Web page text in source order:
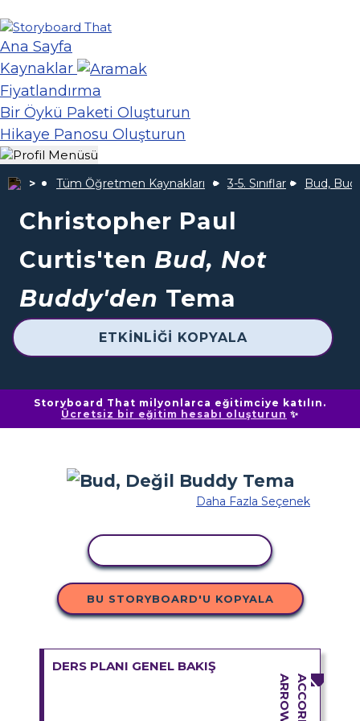
Ana Sayfa
Kaynaklar
Fiyatlandırma
Bir Öykü Paketi Oluşturun
Hikaye Panosu Oluşturun
Tüm Öğretmen Kaynakları 3-5. Sınıflar Bud,
Christopher Paul
Curtis'ten Bud, Not
Buddy'den Tema
ETKINLIĞI KOPYALA
Storyboard That milyonlarca eğitimciye katılın.
Ücretsiz bir eğitim hesabı oluşturun ✨
Daha Fazla Seçenek
BU STORYBOARD'U KOPYALA
DERS PLANI GENEL BAKIŞ